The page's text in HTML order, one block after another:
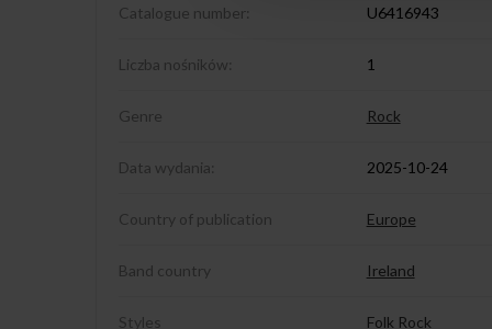
Catalogue number: U6416943
Liczba nośników: 1
Genre Rock
Data wydania: 2025-10-24
Country of publication Europe
Band country Ireland
Styles Folk Rock